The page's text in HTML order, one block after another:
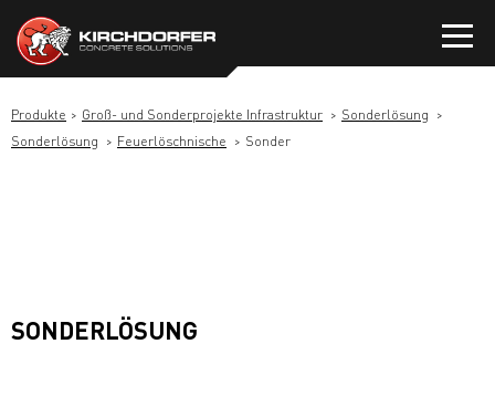
Inhalt
springen
Produkte Groß- und Sonderprojekte Infrastruktur
Sonderlösung
Sonderlösung
Feuerlöschnische Sonder
SONDERLÖSUNG